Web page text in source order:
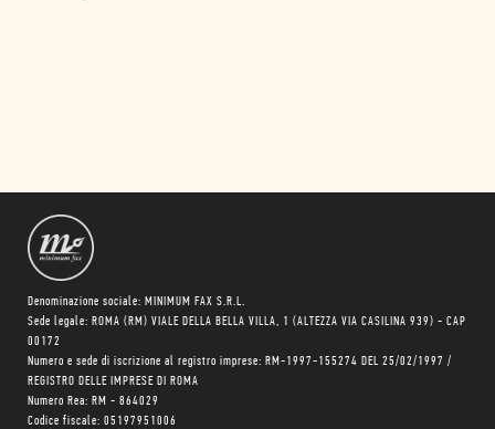
Denominazione sociale: MINIMUM FAX S.R.L.
Sede legale: ROMA (RM) VIALE DELLA BELLA VILLA, 1 (ALTEZZA VIA CASILINA 939) - CAP
00172
Numero e sede di iscrizione al registro imprese: RM-1997-155274 DEL 25/02/1997 /
REGISTRO DELLE IMPRESE DI ROMA
Numero Rea: RM - 864029
Codice fiscale: 05197951006